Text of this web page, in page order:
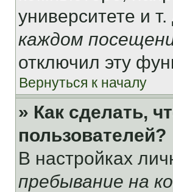
университете и
каждом
отключил эту
Вернуться к началу
» Как сделать,
пользователей?
В настройках
пребывание на